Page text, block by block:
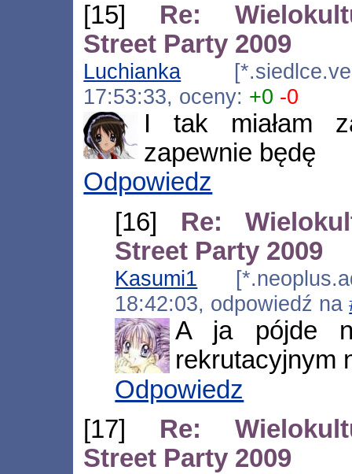
[15] Re:
Street Party 2009
Luchianka
17:53:33, oceny: +0 -0
I tak miałam
zapewnie będę
Odpowiedz
[16] Re:
Street Party 2009
Kasumi1
18:42:03, odpowiedź na
A ja pójde
rekrutacyjnym
Odpowiedz
[17] Re:
Street Party 2009